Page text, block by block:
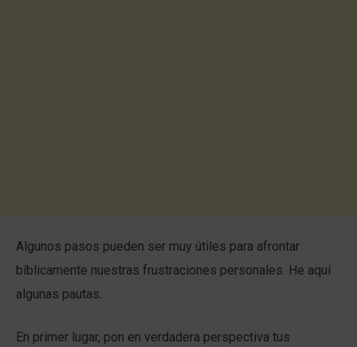
Algunos pasos pueden ser muy útiles para afrontar
bíblicamente nuestras frustraciones personales. He aquí
algunas pautas.
En primer lugar, pon en verdadera perspectiva tus